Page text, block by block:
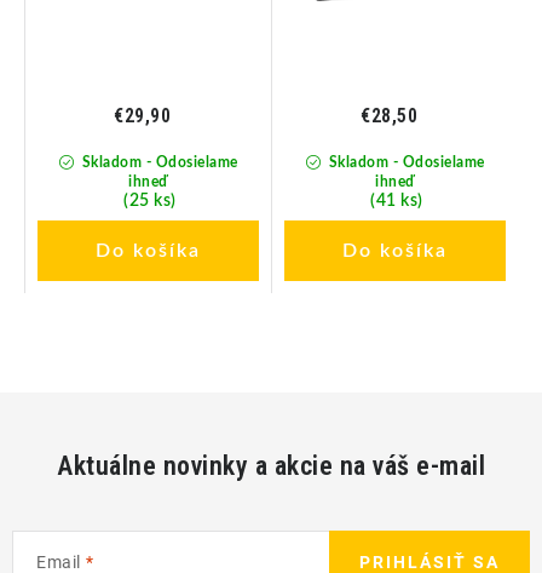
Skladom - Odosielame
ihneď
(25 ks)
€29,90
Do košíka
Skladom - Odosielame
ihneď
(41 ks)
€28,50
Do košíka
Aktuálne novinky a akcie na váš e-mail
Email PRIHLÁSIŤ SA